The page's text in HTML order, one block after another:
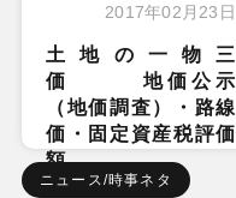
2017年02月23日
土地の一物三
価 地価公示
（地価調査）・路線
価・固定資産税評価
額
ニュース/時事ネタ